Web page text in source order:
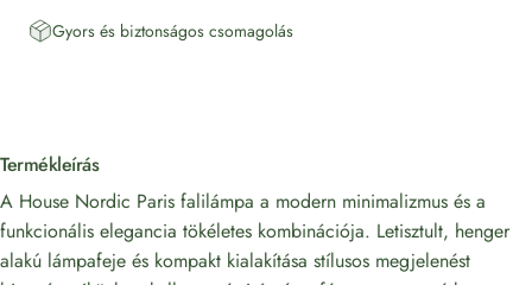
Gyors és biztonságos csomagolás
Termékleírás
A House Nordic Paris falilámpa a modern minimalizmus és a
funkcionális elegancia tökéletes kombinációja. Letisztult, henger
alakú lámpafeje és kompakt kialakítása stílusos megjelenést